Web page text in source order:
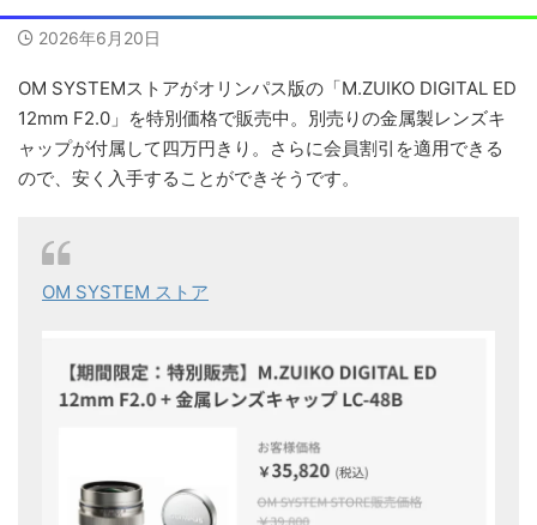
2026年6月20日
OM SYSTEMストアがオリンパス版の「M.ZUIKO DIGITAL ED
12mm F2.0」を特別価格で販売中。別売りの金属製レンズキ
ャップが付属して四万円きり。さらに会員割引を適用できる
ので、安く入手することができそうです。
OM SYSTEM ストア